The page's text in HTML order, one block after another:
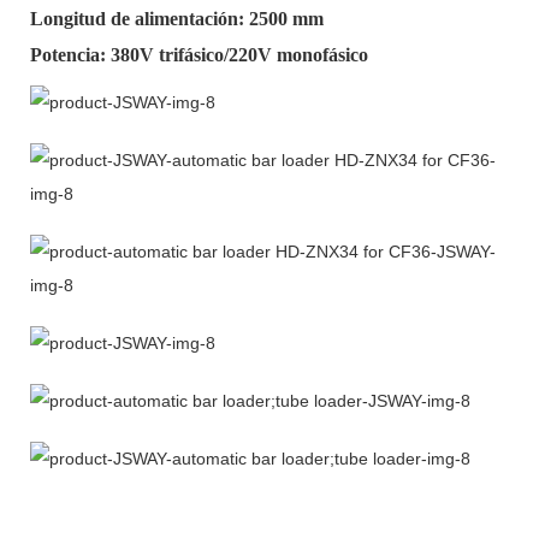
Longitud de alimentación: 2500 mm
Potencia: 380V trifásico/220V monofásico